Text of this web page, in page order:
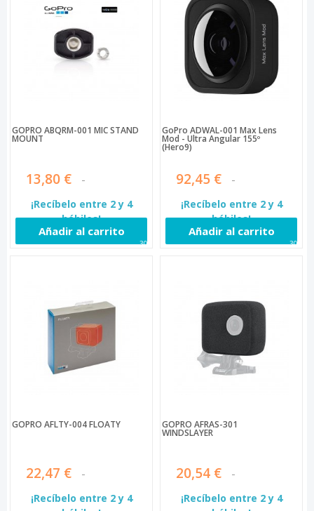
GOPRO ABQRM-001 MIC STAND
MOUNT
13,80 €
¡Recíbelo entre 2 y 4
hábiles!
Añadir al carrito
301
GoPro ADWAL-001 Max Lens
Mod - Ultra Angular 155º
(Hero9)
92,45 €
¡Recíbelo entre 2 y 4
hábiles!
Añadir al carrito
306
GOPRO AFLTY-004 FLOATY
22,47 €
¡Recíbelo entre 2 y 4
GOPRO AFRAS-301
WINDSLAYER
20,54 €
¡Recíbelo entre 2 y 4